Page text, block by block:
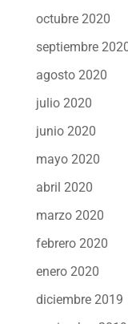
octubre 2020
septiembre
agosto 2020
julio 2020
junio 2020
mayo 2020
abril 2020
marzo 2020
febrero 2020
enero 2020
diciembre 2019